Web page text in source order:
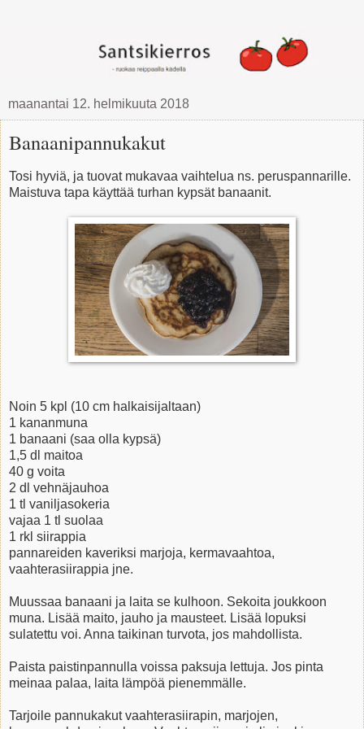
maanantai 12. helmikuuta 2018
Banaanipannukakut
Tosi hyviä, ja tuovat mukavaa vaihtelua ns. peruspannarille.
Maistuva tapa käyttää turhan kypsät banaanit.
Noin 5 kpl (10 cm halkaisijaltaan)
1 kananmuna
1 banaani (saa olla kypsä)
1,5 dl maitoa
40 g voita
2 dl vehnäjauhoa
1 tl vaniljasokeria
vajaa 1 tl suolaa
1 rkl siirappia
pannareiden kaveriksi marjoja, kermavaahtoa,
vaahterasiirappia jne.
Muussaa banaani ja laita se kulhoon. Sekoita joukkoon
muna. Lisää maito, jauho ja mausteet. Lisää lopuksi
sulatettu voi. Anna taikinan turvota, jos mahdollista.
Paista paistinpannulla voissa paksuja lettuja. Jos pinta
meinaa palaa, laita lämpöä pienemmälle.
Tarjoile pannukakut vaahterasiirapin, marjojen,